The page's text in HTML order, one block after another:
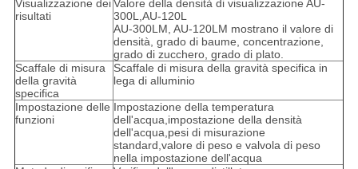
Visualizzazione dei
risultati
Valore della densità di visualizzazione AU-
300L,AU-120L
AU-300LM, AU-120LM mostrano il valore di
densità, grado di baume, concentrazione,
grado di zucchero, grado di plato.
Scaffale di misura
della gravità
specifica
Scaffale di misura della gravità specifica in
lega di alluminio
Impostazione delle
funzioni
Impostazione della temperatura
dell'acqua,impostazione della densità
dell'acqua,pesi di misurazione
standard,valore di peso e valvola di peso
nella impostazione dell'acqua